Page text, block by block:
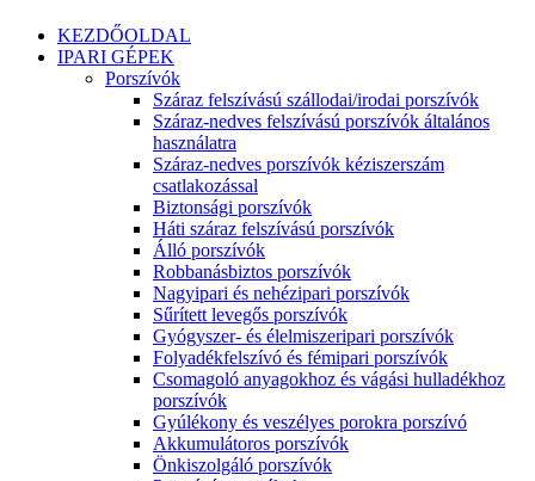
KEZDŐOLDAL
IPARI GÉPEK
Porszívók
Száraz felszívású szállodai/irodai porszívók
Száraz-nedves felszívású porszívók általános
használatra
Száraz-nedves porszívók kéziszerszám
csatlakozással
Biztonsági porszívók
Háti száraz felszívású porszívók
Álló porszívók
Robbanásbiztos porszívók
Nagyipari és nehézipari porszívók
Sűrített levegős porszívók
Gyógyszer- és élelmiszeripari porszívók
Folyadékfelszívó és fémipari porszívók
Csomagoló anyagokhoz és vágási hulladékhoz
porszívók
Gyúlékony és veszélyes porokra porszívó
Akkumulátoros porszívók
Önkiszolgáló porszívók